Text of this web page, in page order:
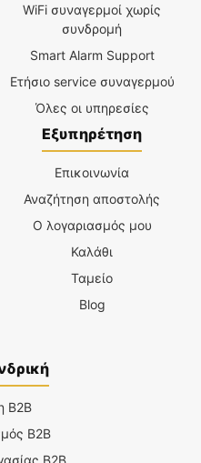
WiFi συναγερμοί χωρίς
συνδρομή
Smart Alarm Support
Ετήσιο service συναγερμού
Όλες οι υπηρεσίες
Εξυπηρέτηση
Επικοινωνία
Αναζήτηση αποστολής
Ο λογαριασμός μου
Καλάθι
Ταμείο
Blog
B2B
B2B
B2B